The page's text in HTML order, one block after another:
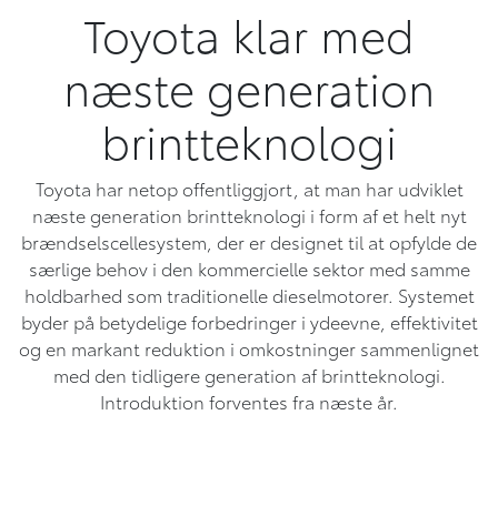
Toyota klar med
næste generation
brintteknologi
Toyota har netop offentliggjort, at man har udviklet
næste generation brintteknologi i form af et helt nyt
brændselscellesystem, der er designet til at opfylde de
særlige behov i den kommercielle sektor med samme
holdbarhed som traditionelle dieselmotorer. Systemet
byder på betydelige forbedringer i ydeevne, effektivitet
og en markant reduktion i omkostninger sammenlignet
med den tidligere generation af brintteknologi.
Introduktion forventes fra næste år.